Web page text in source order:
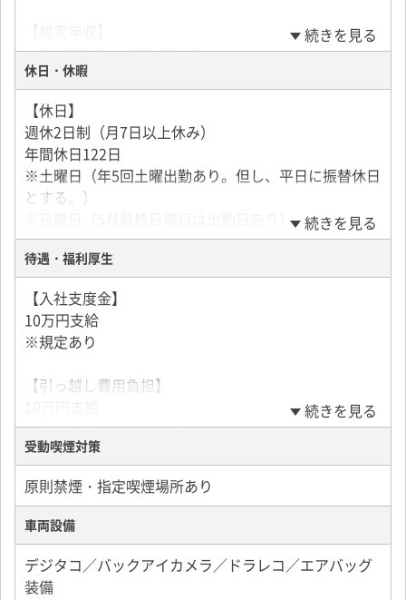
4,125,000円～4,875,000円
【手当】
通勤手当（月上限2万円）
役職手当
子供手当（月上限5万円）
【昇給】
【年収例】
Sさん（現在：常務取締役事業統括 兼 総務部長)
1年目 アルバイト入社
2年目 社員雇用(当時年収300万～400万)
10年目 役員に昇進／年収460万円アップ(1260万～
★本人の向上心次第では将来的に年収1000万も可能！
その為のサポートは惜しみません！
続きを見る
休日・休暇
【休日】
週休2日制（月7日以上休み）
年間休日122日
※土曜日（年5回土曜出勤あり。但し、平日に振替休日
とする。）
※日曜日（5月最終日曜日は出勤日あり）
【休暇】
年末年始休暇
夏季休暇
慶弔休暇
有給休暇
育児休暇
祝日
続きを見る
待遇・福利厚生
【入社支度金】
10万円支給
※規定あり
【引っ越し費用負担】
※勤務地の近くに引っ越す場合
※規定あり
【その他福利厚生】
社会保険完備
退職金制度
制服貸与
資格取得支援制度（※規定有り／フォークリフト免許
続きを見る
受動喫煙対策
原則禁煙・指定喫煙場所あり
車両設備
デジタコ／バックアイカメラ／ドラレコ／エアバッグ
装備